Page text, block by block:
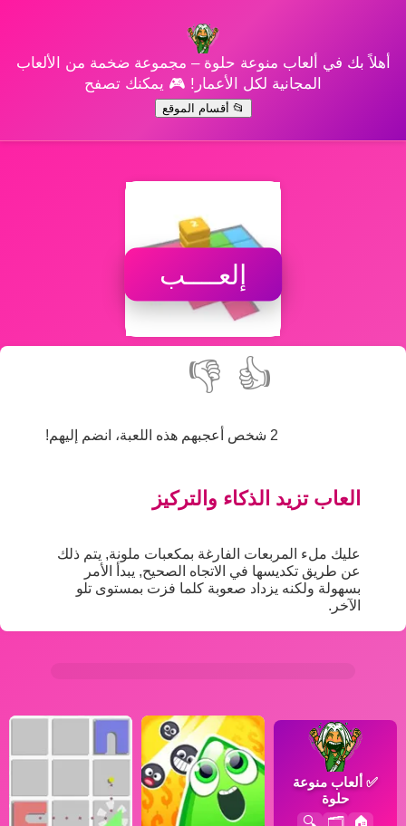
أهلاً بك في ألعاب منوعة حلوة – مجموعة ضخمة من الألعاب
المجانية لكل الأعمار! 🎮 يمكنك تصفح
📂 أقسام الموقع
إلعــــب
👍
👎
2 شخص أعجبهم هذه اللعبة، انضم إليهم!
العاب تزيد الذكاء والتركيز
عليك ملء المربعات الفارغة بمكعبات ملونة, يتم ذلك
عن طريق تكديسها في الاتجاه الصحيح, يبدأ الأمر
بسهولة ولكنه يزداد صعوبة كلما فزت بمستوى تلو
الآخر.
✅ ألعاب منوعة
حلوة